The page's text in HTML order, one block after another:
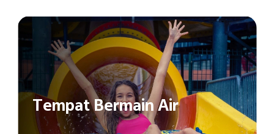
Tempat Bermain Air